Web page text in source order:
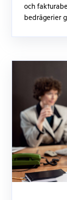
och
bedrägerier